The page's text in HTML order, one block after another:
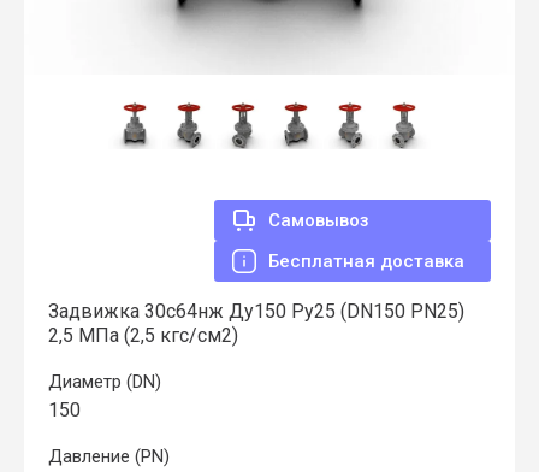
Самовывоз
Бесплатная доставка
Задвижка 30с64нж Ду150 Ру25 (DN150 PN25)
2,5 МПа (2,5 кгс/см2)
Диаметр (DN)
150
Давление (PN)